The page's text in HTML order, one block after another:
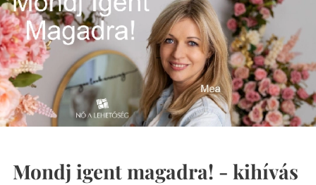
-
Mondj igent magadra! - kihívás